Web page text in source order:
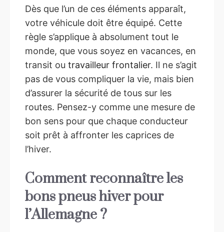
Dès que l’un de ces éléments apparaît,
votre véhicule doit être équipé. Cette
règle s’applique à absolument tout le
monde, que vous soyez en vacances, en
transit ou travailleur frontalier. Il ne s’agit
pas de vous compliquer la vie, mais bien
d’assurer la sécurité de tous sur les
routes. Pensez-y comme une mesure de
bon sens pour que chaque conducteur
soit prêt à affronter les caprices de
l’hiver.
Comment reconnaître les
bons pneus hiver pour
l’Allemagne ?